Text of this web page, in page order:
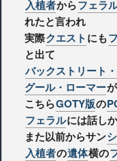
入植者からフェラ
れたと言われ
実際クエスト にも
と出て
バックストリート
グール・ローマー
こちらGOTY版の
フェラルには話し
また以前からサン
入植者の遺体横の